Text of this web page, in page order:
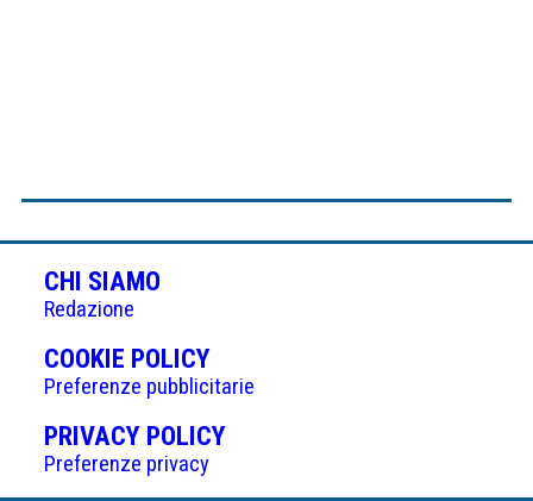
CHI SIAMO
Redazione
COOKIE POLICY(APRE
IN
UNA
NUOVA
Preferenze pubblicitarie
PRIVACY POLICY(APRE
Preferenze privacy